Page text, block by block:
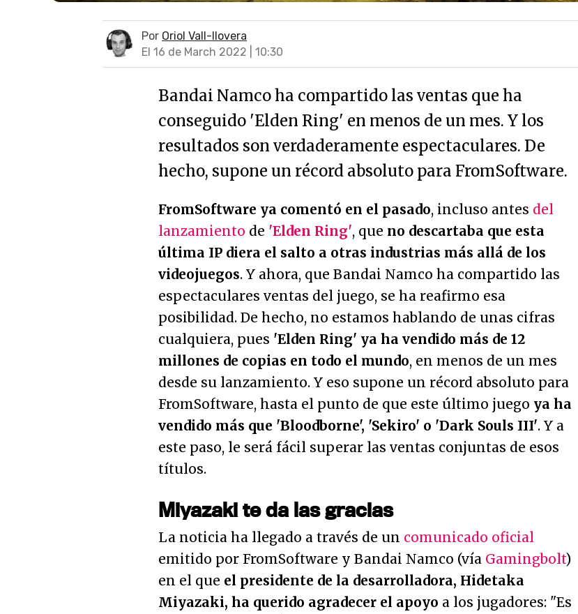
Por Oriol Vall-llovera
El 16 de March 2022 | 10:30
Bandai Namco ha compartido las ventas que ha
conseguido 'Elden Ring' en menos de un mes. Y los
resultados son verdaderamente espectaculares. De
hecho, supone un récord absoluto para FromSoftware.
FromSoftware ya comentó en el pasado, incluso antes del
lanzamiento de 'Elden Ring', que no descartaba que esta
última IP diera el salto a otras industrias más allá de los
videojuegos. Y ahora, que Bandai Namco ha compartido las
espectaculares ventas del juego, se ha reafirmo esa
posibilidad. De hecho, no estamos hablando de unas cifras
cualquiera, pues 'Elden Ring' ya ha vendido más de 12
millones de copias en todo el mundo, en menos de un mes
desde su lanzamiento. Y eso supone un récord absoluto para
FromSoftware, hasta el punto de que este último juego ya ha
vendido más que 'Bloodborne', 'Sekiro' o 'Dark Souls III'. Y a
este paso, le será fácil superar las ventas conjuntas de esos
títulos.
Miyazaki te da las gracias
La noticia ha llegado a través de un comunicado oficial
emitido por FromSoftware y Bandai Namco (vía Gamingbolt)
en el que el presidente de la desarrolladora, Hidetaka
Miyazaki, ha querido agradecer el apoyo a los jugadores: "Es